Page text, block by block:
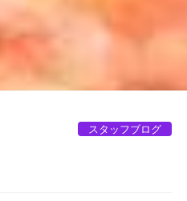
スタッフブログ